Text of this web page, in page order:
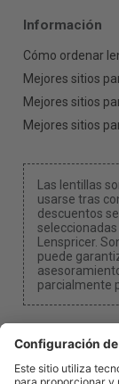
Información
Cómo ordenar
Mejores sitios
Mejores sitios
Mejores sitios
Las lentillas
usarse tras
descuentos
Lenspricer.
puede
parcialmente